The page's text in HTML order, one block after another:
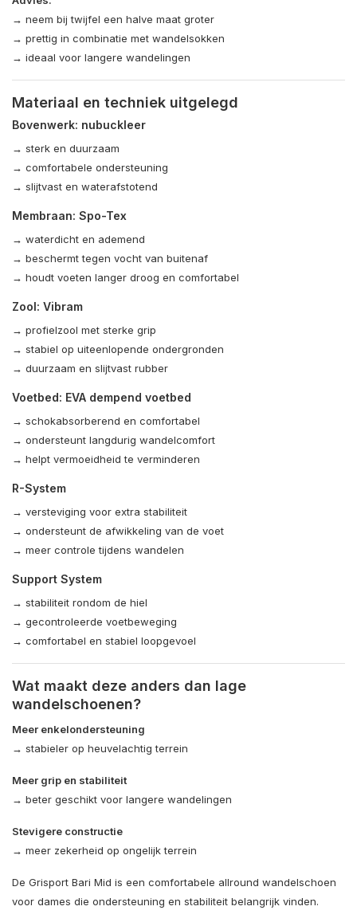
→ neem bij twijfel een halve maat groter
→ prettig in combinatie met wandelsokken
→ ideaal voor langere wandelingen
Materiaal en techniek uitgelegd
Bovenwerk: nubuckleer
→ sterk en duurzaam
→ comfortabele ondersteuning
→ slijtvast en waterafstotend
Membraan: Spo-Tex
→ waterdicht en ademend
→ beschermt tegen vocht van buitenaf
→ houdt voeten langer droog en comfortabel
Zool: Vibram
→ profielzool met sterke grip
→ stabiel op uiteenlopende ondergronden
→ duurzaam en slijtvast rubber
Voetbed: EVA dempend voetbed
→ schokabsorberend en comfortabel
→ ondersteunt langdurig wandelcomfort
→ helpt vermoeidheid te verminderen
R-System
→ versteviging voor extra stabiliteit
→ ondersteunt de afwikkeling van de voet
→ meer controle tijdens wandelen
Support System
→ stabiliteit rondom de hiel
→ gecontroleerde voetbeweging
→ comfortabel en stabiel loopgevoel
Wat maakt deze anders dan lage
wandelschoenen?
Meer enkelondersteuning
→ stabieler op heuvelachtig terrein
Meer grip en stabiliteit
→ beter geschikt voor langere wandelingen
Stevigere constructie
→ meer zekerheid op ongelijk terrein
De Grisport Bari Mid is een comfortabele allround wandelschoen
voor dames die ondersteuning en stabiliteit belangrijk vinden.